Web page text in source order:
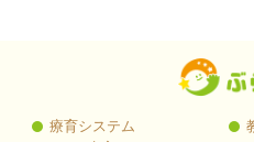
療育システム